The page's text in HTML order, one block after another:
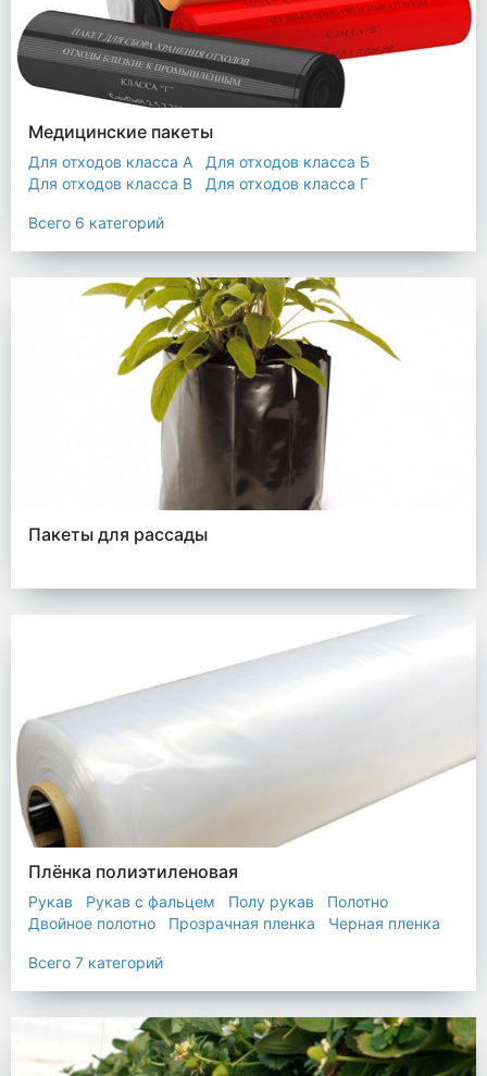
Медицинские пакеты
Для отходов класса А
Для отходов класса Б
Для отходов класса В
Для отходов класса Г
Пакеты термостойкие для утилизатора
Всего 6 категорий
Пакеты для рассады
Плёнка полиэтиленовая
Рукав Рукав с фальцем Полу рукав
Полотно
Двойное полотно
Прозрачная пленка Черная пленка
Всего 7 категорий